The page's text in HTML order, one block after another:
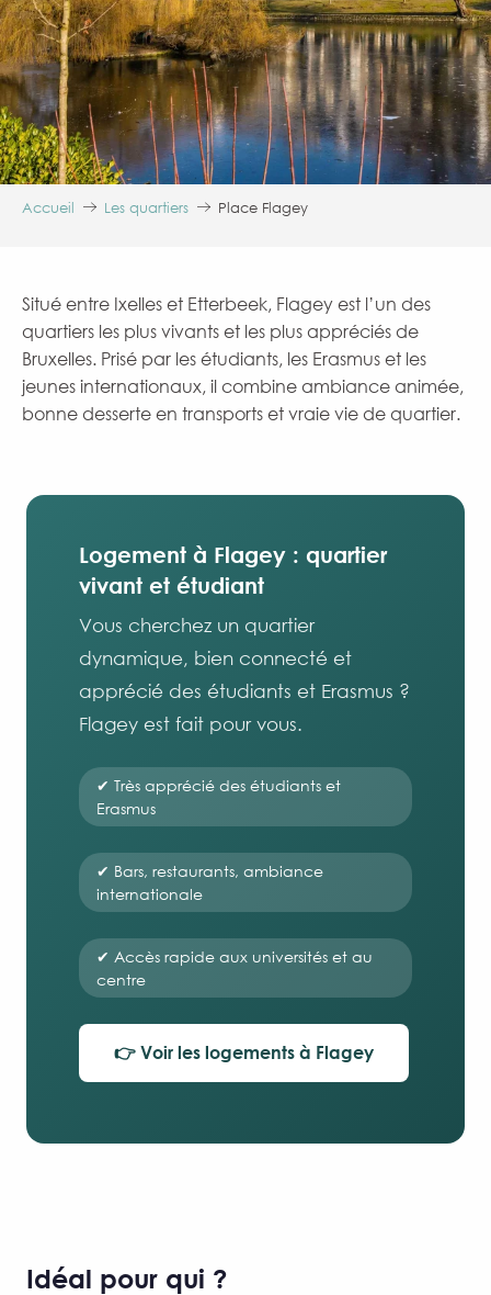
Accueil Les quartiers Place Flagey
Situé entre Ixelles et Etterbeek, Flagey est l’un des
quartiers les plus vivants et les plus appréciés de
Bruxelles. Prisé par les étudiants, les Erasmus et les
jeunes internationaux, il combine ambiance animée,
bonne desserte en transports et vraie vie de quartier.
Logement à Flagey : quartier
vivant et étudiant
Vous cherchez un quartier
dynamique, bien connecté et
apprécié des étudiants et Erasmus ?
Flagey est fait pour vous.
✔ Très apprécié des étudiants et
Erasmus
✔ Bars, restaurants, ambiance
internationale
✔ Accès rapide aux universités et au
centre
👉 Voir les logements à Flagey
Idéal pour qui ?